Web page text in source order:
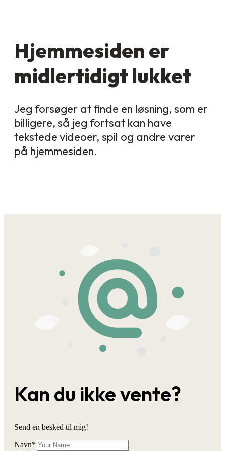
Hjemmesiden er
midlertidigt lukket
Jeg forsøger at finde en løsning, som er
billigere, så jeg fortsat kan have
tekstede videoer, spil og andre varer
på hjemmesiden.
Kan du ikke vente?
Send en besked til mig!
Navn*